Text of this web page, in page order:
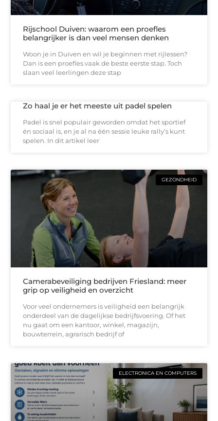
Rijschool Duiven: waarom een proefles
belangrijker is dan veel mensen denken
Woon je in Duiven en wil je beginnen met rijlessen?
Dan is een proefles vaak de beste eerste stap. Toch
slaan veel leerlingen deze stap
Zo haal je er het meeste uit padel spelen
Padel is snel populair geworden omdat het sportief
én sociaal is, en je al na één sessie leuke rally’s kunt
spelen. In dit artikel leer
GEZONDHEID
Camerabeveiliging bedrijven Friesland: meer
grip op veiligheid en overzicht
Voor veel ondernemers is veiligheid een belangrijk
onderdeel van de dagelijkse bedrijfsvoering. Of het
nu gaat om een kantoor, winkel, magazijn,
bouwterrein, agrarisch bedrijf of
ELECTRONICA EN COMPUTERS